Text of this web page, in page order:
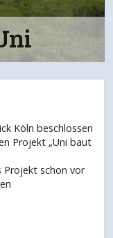
Köln beschlossen
Projekt „Uni baut
Projekt schon vor